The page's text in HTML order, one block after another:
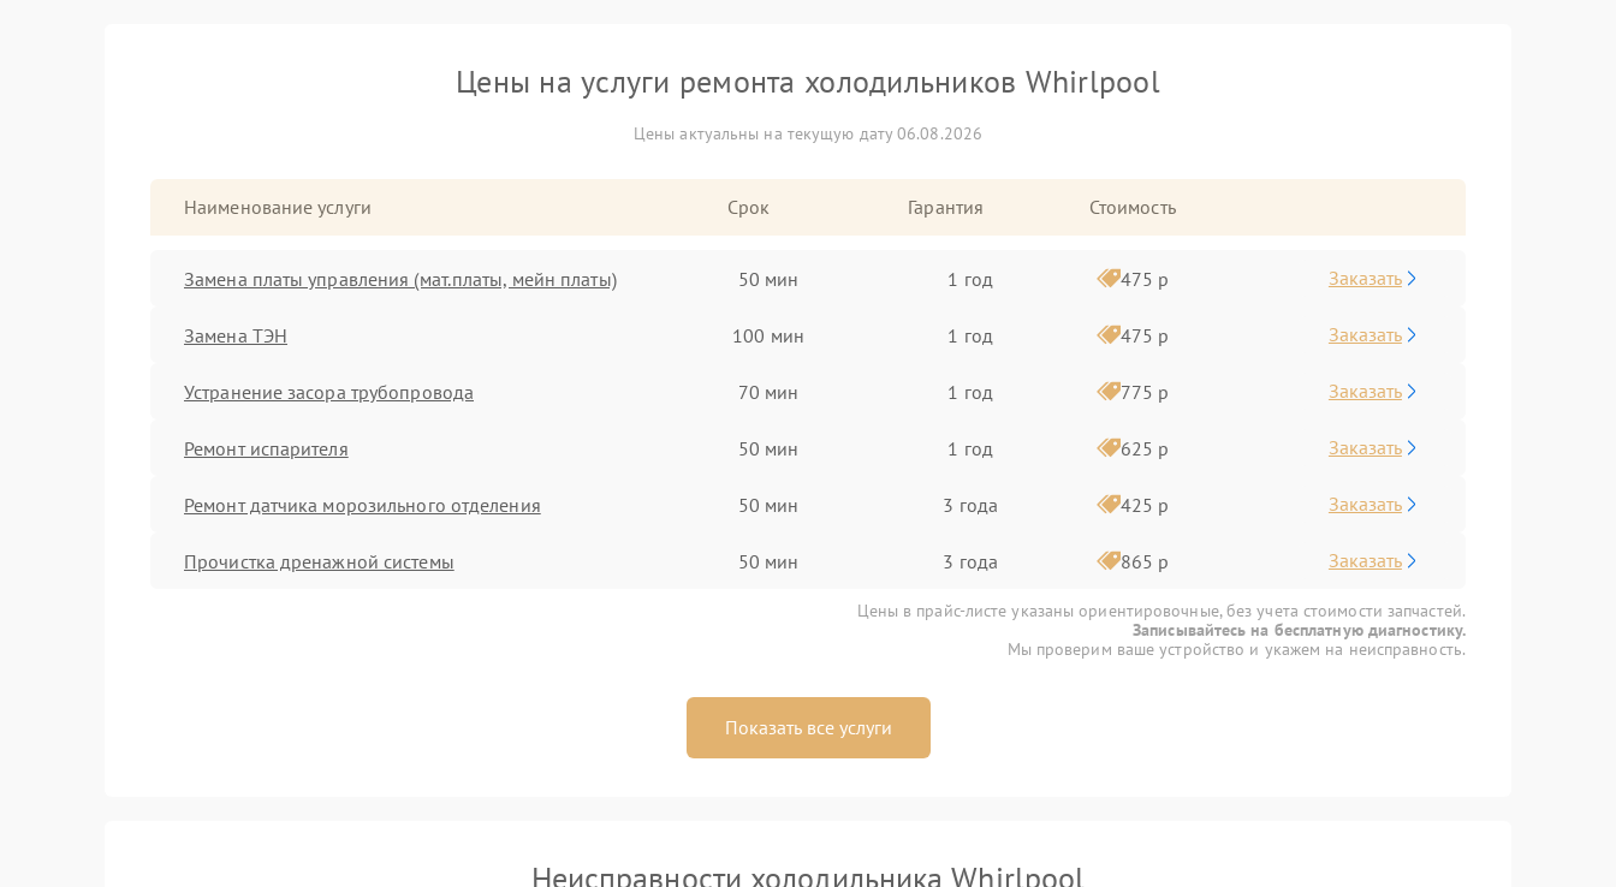
Цены на услуги ремонта холодильников Whirlpool
Цены актуальны на текущую дату 06.08.2026
Наименование услуги Срок Гарантия Стоимость
Замена платы управления (мат.платы, мейн платы) 50 мин 1 год 475 р Заказать
Замена ТЭН 100 мин 1 год 475 р Заказать
Устранение засора трубопровода 70 мин 1 год 775 р Заказать
Ремонт испарителя 50 мин 1 год 625 р Заказать
Ремонт датчика морозильного отделения 50 мин 3 года 425 р Заказать
Прочистка дренажной системы 50 мин 3 года 865 р Заказать
Цены в прайс-листе указаны ориентировочные, без учета стоимости запчастей.
Записывайтесь на бесплатную диагностику.
Мы проверим ваше устройство и укажем на неисправность.
Показать все услуги
Неисправности холодильника Whirlpool